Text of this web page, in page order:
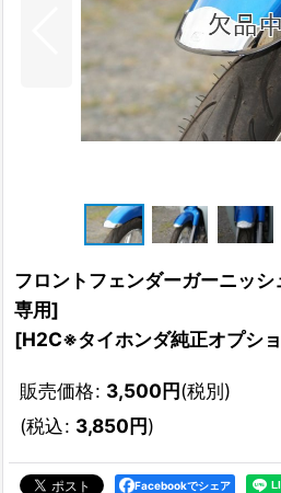
フロントフェンダーガーニッ
専用]
[H2C※タイホンダ純正オプシ
販売価格: 3,500円(税別)
(税込: 3,850円)
Facebookでシェア